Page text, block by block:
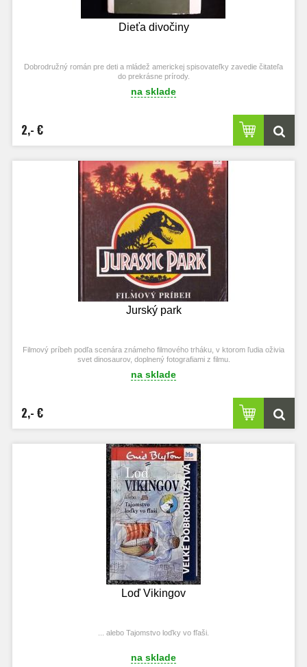
Dieťa divočiny
Dobrodružný román pre deti a mládež americkej spisovateľky zavedie čitateľa
do prekrásne prírody.
na sklade
2,- €
Jurský park
Filmový príbeh podľa scenára známeho filmového trháku, v ktorom ľudia oživia
svet dinosaurov, doplnený fotografiami z filmu.
na sklade
2,- €
Loď Vikingov
... alebo Tajomstvo loďky vo fľaši.
na sklade